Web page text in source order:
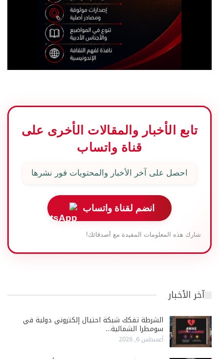
تابع الأخبار والمقالات الأخرى على
قناة واتساب
احصل على آخر الأخبار والمحتويات فور نشرها
انضم لقناة واتساب
شارك هذه المعلومات المفيدة مع أصدقائك!
آخر الأخبار
الشرطة تفكك شبكة احتيال إلكتروني دولية في
سومطرا الشمالية…
أغسطس 6, 2026